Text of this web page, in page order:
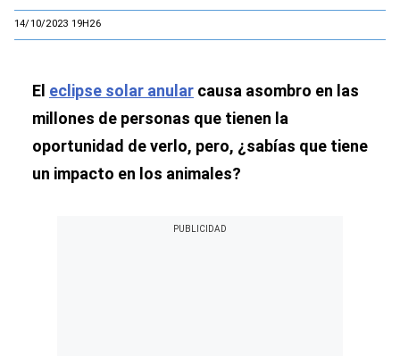
14/10/2023 19H26
El eclipse solar anular causa asombro en las
millones de personas que tienen la
oportunidad de verlo, pero, ¿sabías que tiene
un impacto en los animales?